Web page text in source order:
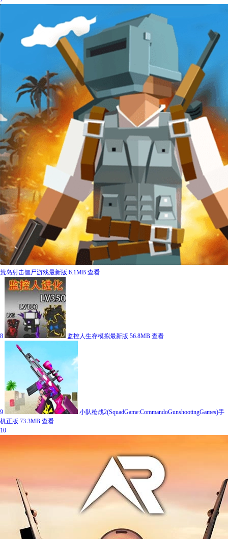
荒岛射击僵尸游戏最新版 6.1MB 查看
8 监控人生存模拟最新版 56.8MB 查看
9
小队枪战2(SquadGame:CommandoGunshootingGames)手
机正版 73.3MB 查看
10